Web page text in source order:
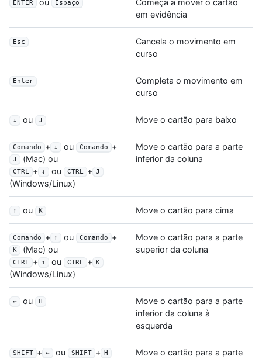
ENTER ou Espaço
Começa a mover o cartão
em evidência
Esc
Cancela o movimento em
curso
Enter
Completa o movimento em
curso
↓ ou J Move o cartão para baixo
Comando + ↓ ou Comando +
J (Mac) ou
CTRL + ↓ ou CTRL + J
(Windows/Linux)
Move o cartão para a parte
inferior da coluna
↑ ou K Move o cartão para cima
Comando + ↑ ou Comando +
K (Mac) ou
CTRL + ↑ ou CTRL + K
(Windows/Linux)
Move o cartão para a parte
superior da coluna
← ou H
Move o cartão para a parte
inferior da coluna à
esquerda
SHIFT + ← ou SHIFT + H
Move o cartão para a parte